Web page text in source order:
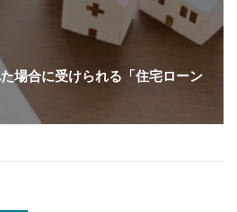
場合に受けられる「住宅ローン